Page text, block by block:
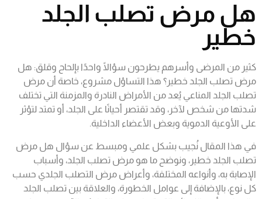
هل مرض تصلب الجلد
خطير
كثير من المرضى وأسرهم يطرحون سؤالًا واحدًا بإلحاح وقلق: هل
مرض تصلب الجلد خطير؟ هذا التساؤل مشروع، خاصة أن مرض
تصلب الجلد المناعي يُعد من الأمراض النادرة والمزمنة التي تختلف
شدتها من شخص لآخر، وقد تقتصر أحيانًا على الجلد، أو تمتد لتؤثر
على الأوعية الدموية وبعض الأعضاء الداخلية.
في هذا المقال نُجيب بشكل علمي ومبسط عن سؤال هل مرض
تصلب الجلد خطير، ونوضح ما هو مرض تصلب الجلد، وأسباب
الإصابة به، وأنواعه المختلفة، وأعراض مرض التصلب الجلدي حسب
كل نوع، بالإضافة إلى عوامل الخطورة، والعلاقة بين تصلب الجلد